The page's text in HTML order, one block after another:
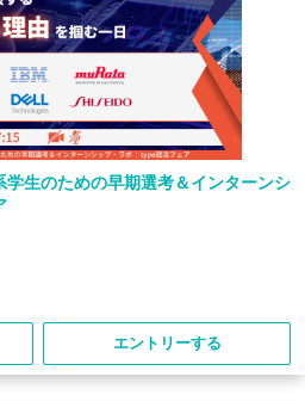
学生のための早期選考＆インターンシ
エントリーする